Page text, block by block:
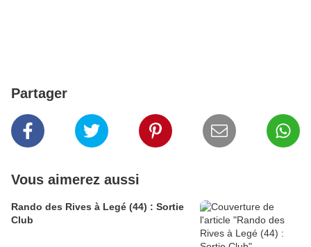
Partager
Vous aimerez aussi
Rando des Rives à Legé (44) : Sortie
Club